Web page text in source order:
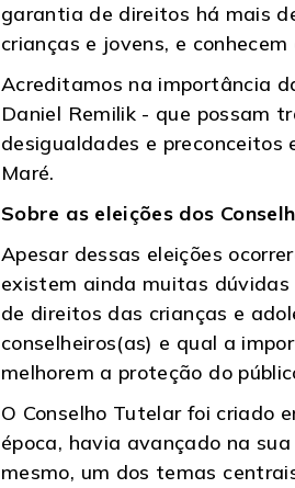
garantia de direitos há mais
crianças e jovens, e
Acreditamos na importância
Daniel Remilik - que possam
desigualdades e
Maré.
Sobre as eleições dos
Apesar dessas eleições
existem ainda muitas
de direitos das crianças e
conselheiros(as) e qual a
melhorem a proteção do
O Conselho Tutelar foi criado
época, havia avançado na
mesmo, um dos temas